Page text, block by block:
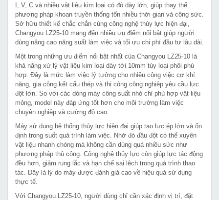
I, V, C và nhiều vật liệu kim loại có độ dày lớn, giúp thay thế
phương pháp khoan truyền thống tốn nhiều thời gian và công sức.
Sở hữu thiết kế chắc chắn cùng công nghệ thủy lực hiện đại,
Changyou LZ25-10 mang đến nhiều ưu điểm nổi bật giúp người
dùng nâng cao năng suất làm việc và tối ưu chi phí đầu tư lâu dài.
Một trong những ưu điểm nổi bật nhất của Changyou LZ25-10 là
khả năng xử lý vật liệu kim loại dày tới 10mm tùy loại phôi phù
hợp. Đây là mức làm việc lý tưởng cho nhiều công việc cơ khí
nặng, gia công kết cấu thép và thi công công nghiệp yêu cầu lực
đột lớn. So với các dòng máy công suất nhỏ chỉ phù hợp vật liệu
mỏng, model này đáp ứng tốt hơn cho môi trường làm việc
chuyên nghiệp và cường độ cao.
Máy sử dụng hệ thống thủy lực hiện đại giúp tạo lực ép lớn và ổn
định trong suốt quá trình làm việc. Nhờ đó đầu đột có thể xuyên
vật liệu nhanh chóng mà không cần dùng quá nhiều sức như
phương pháp thủ công. Công nghệ thủy lực còn giúp lực tác động
đều hơn, giảm rung lắc và hạn chế sai lệch trong quá trình thao
tác. Đây là lý do máy được đánh giá cao về hiệu quả sử dụng
thực tế.
Với Changyou LZ25-10, người dùng chỉ cần xác định vị trí, đặt